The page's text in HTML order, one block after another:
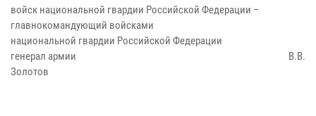
войск национальной гвардии Российской Федерации –
главнокомандующий войсками
национальной гвардии Российской Федерации
генерал армии В.В.
Золотов